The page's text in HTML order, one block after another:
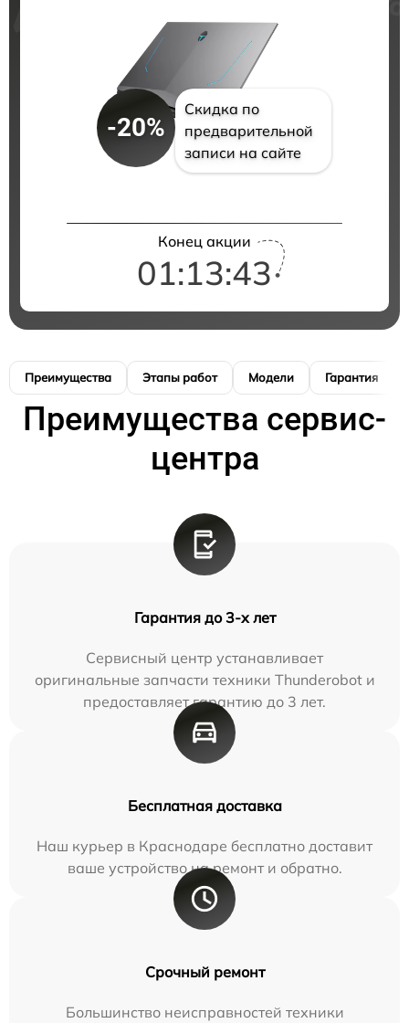
-20%
Скидка по
предварительной
записи на сайте
Конец акции
01:13:42
Преимущества Этапы работ Модели Гарантия
Преимущества сервис-
центра
Гарантия до 3-х лет
Сервисный центр устанавливает
оригинальные запчасти техники Thunderobot и
предоставляет гарантию до 3 лет.
Бесплатная доставка
Наш курьер в Краснодаре бесплатно доставит
ваше устройство на ремонт и обратно.
Срочный ремонт
Большинство неисправностей техники